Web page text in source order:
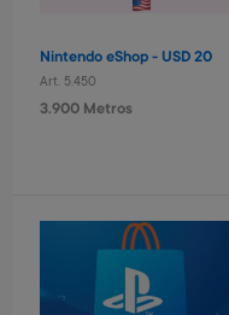
Tablero basket pared
Nintendo eShop - USD 20
Art. 5.450
3.900 Metros